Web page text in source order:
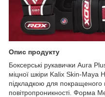
Опис продукту
Боксерські рукавички Aura
міцної шкіри Kalix Skin-Maya
підкладкою для покращеного
повітропроникності. Форма